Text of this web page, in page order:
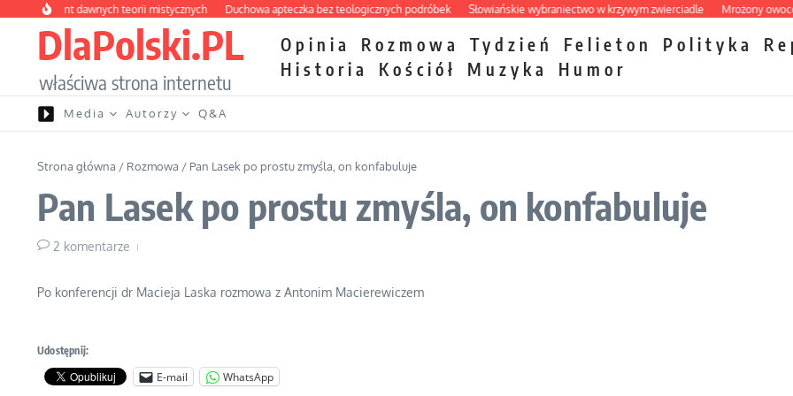
Przejdź do treści
labirynt dawnych teorii mistycznych Duchowa apteczka bez teologicznych podróbek Słowiańskie wybraniectwo w krzywym zwierciadle Mrożony owocowy
DlaPolski.PL
właściwa strona internetu
Opinia Rozmowa Tydzień Felieton Polityka
Historia
Kościół Muzyka Humor
Media Autorzy Q&A
Strona główna / Rozmowa / Pan Lasek po prostu zmyśla, on konfabuluje
Pan Lasek po prostu zmyśla, on konfabuluje
2 komentarze
Po konferencji dr Macieja Laska rozmowa z Antonim Macierewiczem
Udostępnij:
E-mail WhatsApp